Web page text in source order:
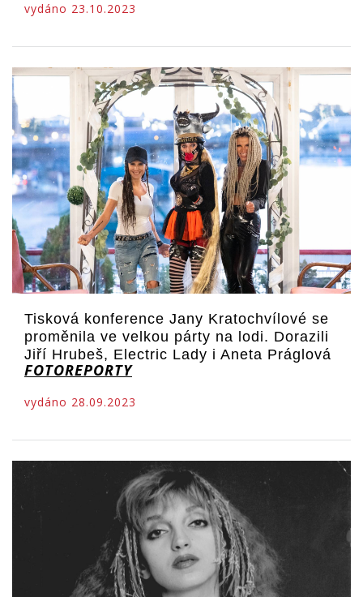
vydáno 23.10.2023
Tisková konference Jany Kratochvílové se
proměnila ve velkou párty na lodi. Dorazili
Jiří Hrubeš, Electric Lady i Aneta Práglová
FOTOREPORTY
vydáno 28.09.2023